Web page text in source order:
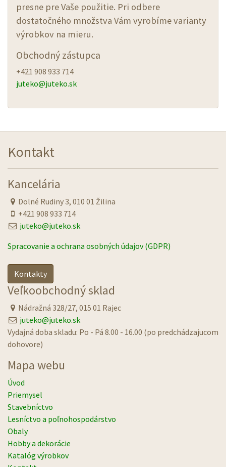
presne pre Vaše použitie. Pri odbere
dostatočného množstva Vám vyrobíme varianty
výrobkov na mieru.
Obchodný zástupca
+421 908 933 714
juteko@juteko.sk
Kontakt
Kancelária
Dolné Rudiny 3, 010 01 Žilina
+421 908 933 714
juteko@juteko.sk
Spracovanie a ochrana osobných údajov (GDPR)
Kontakty
Veľkoobchodný sklad
Nádražná 328/27, 015 01 Rajec
juteko@juteko.sk
Vydajná doba skladu: Po - Pá 8.00 - 16.00 (po predchádzajucom
dohovore)
Mapa webu
Úvod
Priemysel
Stavebníctvo
Lesníctvo a poľnohospodárstvo
Obaly
Hobby a dekorácie
Katalóg výrobkov